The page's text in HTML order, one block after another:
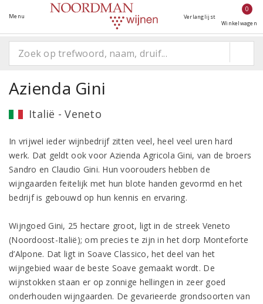
Menu Verlanglijst
0
Winkelwagen
Azienda Gini
Italië - Veneto
In vrijwel ieder wijnbedrijf zitten veel, heel veel uren hard
werk. Dat geldt ook voor Azienda Agricola Gini, van de broers
Sandro en Claudio Gini. Hun voorouders hebben de
wijngaarden feitelijk met hun blote handen gevormd en het
bedrijf is gebouwd op hun kennis en ervaring.
Wijngoed Gini, 25 hectare groot, ligt in de streek Veneto
(Noordoost-Italië); om precies te zijn in het dorp Monteforte
d’Alpone. Dat ligt in Soave Classico, het deel van het
wijngebied waar de beste Soave gemaakt wordt. De
wijnstokken staan er op zonnige hellingen in zeer goed
onderhouden wijngaarden. De gevarieerde grondsoorten van